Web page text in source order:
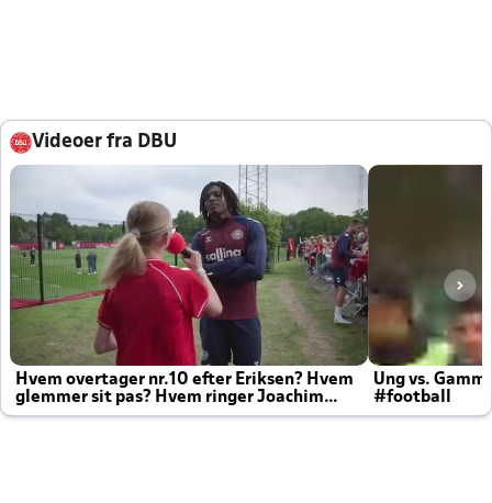
Videoer fra DBU
Hvem overtager nr.10 efter Eriksen? Hvem
glemmer sit pas? Hvem ringer Joachim
altid til efter kampe?
Ung vs.
#football